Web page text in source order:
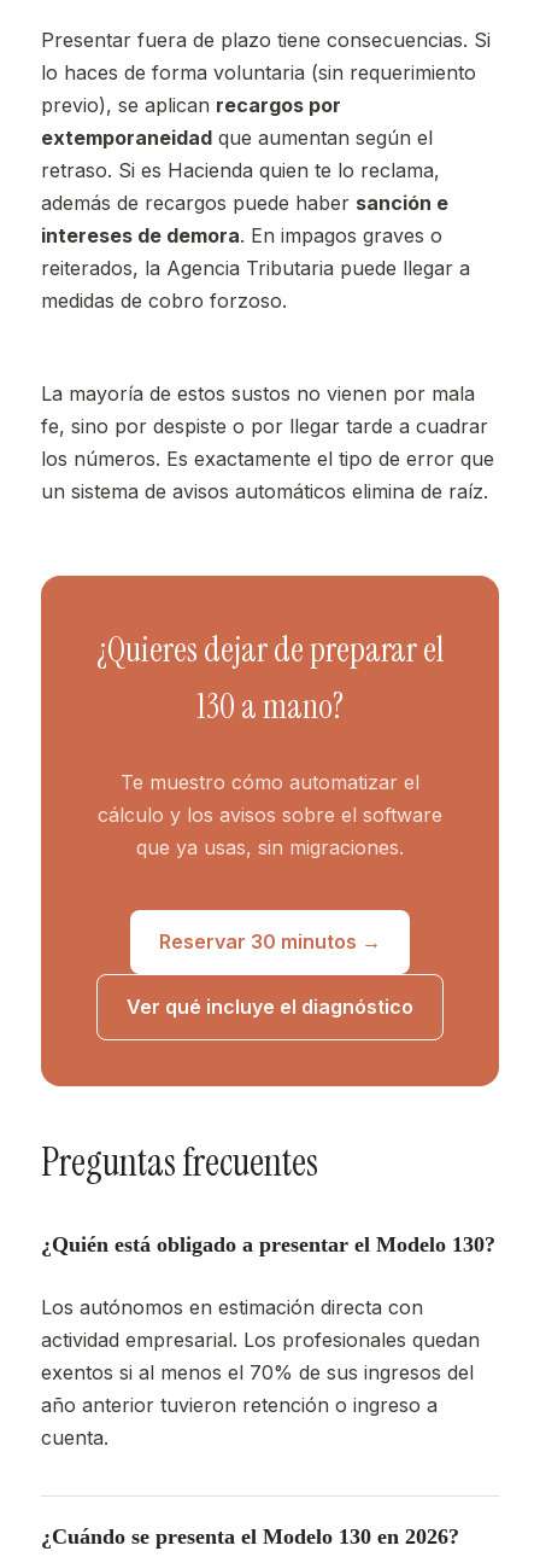
Presentar fuera de plazo tiene consecuencias. Si
lo haces de forma voluntaria (sin requerimiento
previo), se aplican recargos por
extemporaneidad que aumentan según el
retraso. Si es Hacienda quien te lo reclama,
además de recargos puede haber sanción e
intereses de demora. En impagos graves o
reiterados, la Agencia Tributaria puede llegar a
medidas de cobro forzoso.
La mayoría de estos sustos no vienen por mala
fe, sino por despiste o por llegar tarde a cuadrar
los números. Es exactamente el tipo de error que
un sistema de avisos automáticos elimina de raíz.
¿Quieres dejar de preparar el
130 a mano?
Te muestro cómo automatizar el
cálculo y los avisos sobre el software
que ya usas, sin migraciones.
Reservar 30 minutos →
Ver qué incluye el diagnóstico
Preguntas frecuentes
¿Quién está obligado a presentar el Modelo 130?
Los autónomos en estimación directa con
actividad empresarial. Los profesionales quedan
exentos si al menos el 70% de sus ingresos del
año anterior tuvieron retención o ingreso a
cuenta.
¿Cuándo se presenta el Modelo 130 en 2026?